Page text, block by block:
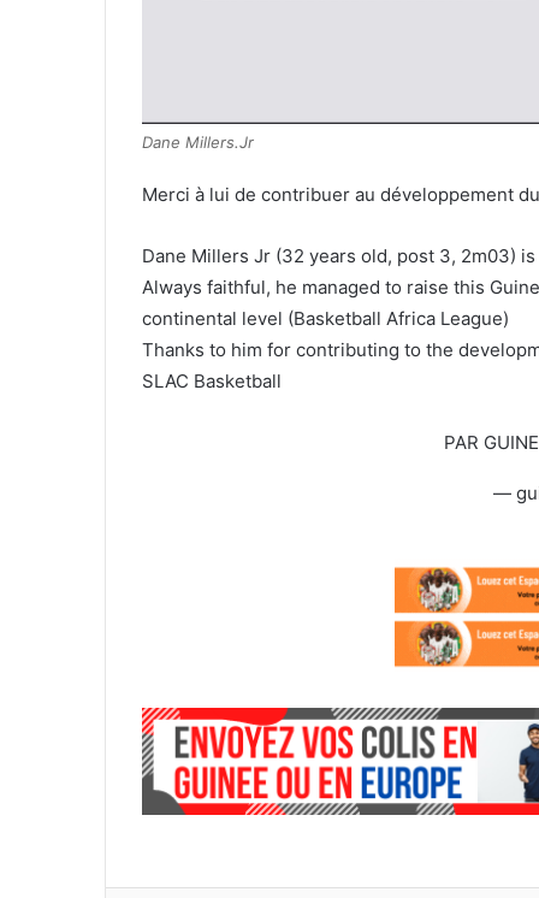
Dane Millers.Jr
Merci à lui de contribuer au développement
Dane Millers Jr (32 years old, post 3, 2m03)
Always faithful, he managed to raise this
continental level (Basketball Africa League)
Thanks to him for contributing to the
SLAC Basketball
PAR
—